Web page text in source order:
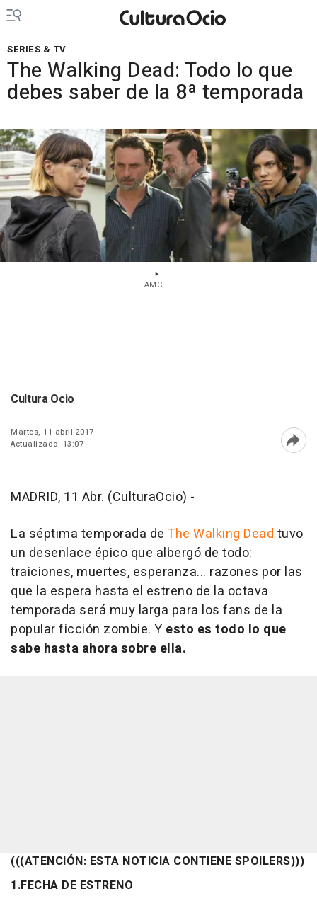
SERIES & TV
The Walking Dead: Todo lo que
debes saber de la 8ª temporada
AMC
Cultura Ocio
Martes, 11 abril 2017
Actualizado: 13:07
MADRID, 11 Abr. (CulturaOcio) -
La séptima temporada de The Walking Dead tuvo
un desenlace épico que albergó de todo:
traiciones, muertes, esperanza... razones por las
que la espera hasta el estreno de la octava
temporada será muy larga para los fans de la
popular ficción zombie. Y esto es todo lo que
sabe hasta ahora sobre ella.
(((ATENCIÓN: ESTA NOTICIA CONTIENE SPOILERS)))
1.FECHA DE ESTRENO